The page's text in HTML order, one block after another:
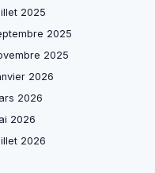
2025
2025
2025
2026
2026
2026
2026